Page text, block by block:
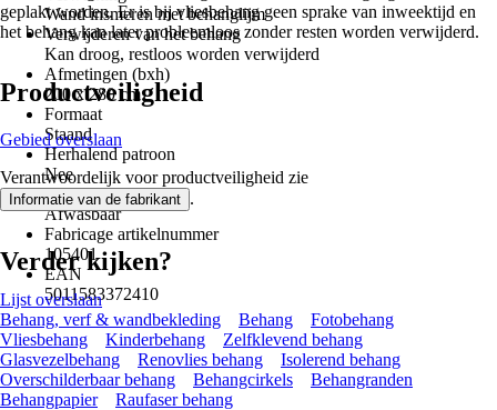
Wand insmeren met behanglijm
Verwijderen van het behang
Kan droog, restloos worden verwijderd
Afmetingen (bxh)
200 x 280 cm
Formaat
Staand
Herhalend patroon
Nee
Wasbestendigheid
Afwasbaar
Fabricage artikelnummer
105401
EAN
5011583372410
geplakt worden. Er is bij vliesbehang geen sprake van inweektijd en
het behang kan later probleemloos zonder resten worden verwijderd.
Productveiligheid
Gebied overslaan
Verantwoordelijk voor productveiligheid zie
Informatie van de fabrikant .
Verder kijken?
Lijst overslaan
Behang, verf & wandbekleding
Behang
Fotobehang
Vliesbehang
Kinderbehang
Zelfklevend behang
Glasvezelbehang
Renovlies behang
Isolerend behang
Overschilderbaar behang
Behangcirkels
Behangranden
Behangpapier
Raufaser behang